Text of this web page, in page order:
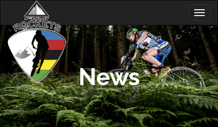
content
News